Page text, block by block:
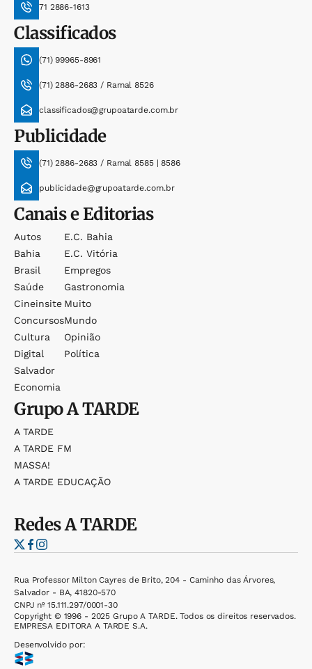
71 2886-1613
Classificados
(71) 99965-8961
(71) 2886-2683 / Ramal 8526
classificados@grupoatarde.com.br
Publicidade
(71) 2886-2683 / Ramal 8585 | 8586
publicidade@grupoatarde.com.br
Canais e Editorias
Autos
Bahia
Brasil
Saúde
Cineinsite
Concursos
Cultura
Digital
Salvador
Economia
E.c. Bahia
E.c. Vitória
Empregos
Gastronomia
Muito
Mundo
Opinião
Política
GrupoA TARDE
A TARDE
A TARDE FM
MASSA!
A TARDE EDUCAÇÃO
RedesA TARDE
Rua Professor Milton Cayres de Brito, 204 - Caminho das Árvores,
Salvador - BA, 41820-570
CNPJ nº 15.111.297/0001-30
Copyright © 1996 - 2025 Grupo A TARDE. Todos os direitos reservados.
EMPRESA EDITORA A TARDE S.A.
Desenvolvido por: